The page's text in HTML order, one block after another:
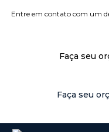
Entre em contato com um
Faça seu
Faça seu